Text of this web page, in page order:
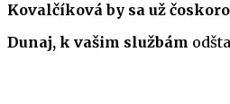
Kovalčíková by sa už
Dunaj, k vašim službám